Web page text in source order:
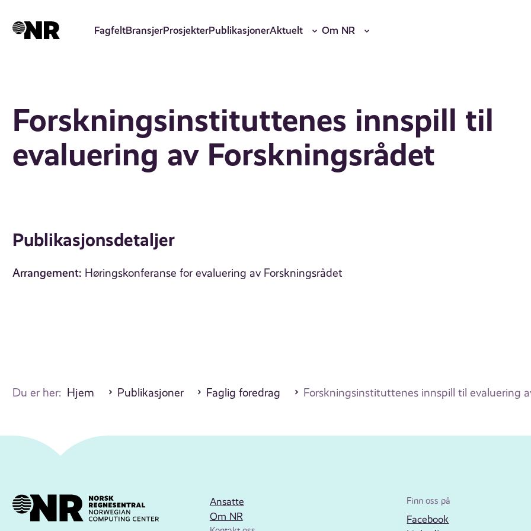
hovedinnhold
FagfeltBransjerProsjekterPublikasjonerAktuelt Om NR
Forskningsinstituttenes innspill til
evaluering av Forskningsrådet
Publikasjonsdetaljer
Arrangement: Høringskonferanse for evaluering av Forskningsrådet
Du er her: Hjem Publikasjoner Faglig foredrag Forskningsinstituttenes innspill til evaluering
Ansatte
Om NR
Finn oss på
Facebook